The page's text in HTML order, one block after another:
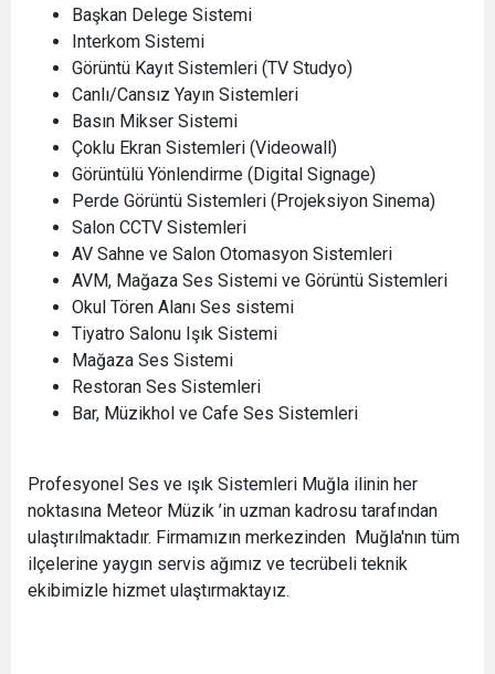
Başkan Delege Sistemi
Interkom Sistemi
Görüntü Kayıt Sistemleri (TV Studyo)
Canlı/Cansız Yayın Sistemleri
Basın Mikser Sistemi
Çoklu Ekran Sistemleri (Videowall)
Görüntülü Yönlendirme (Digital Signage)
Perde Görüntü Sistemleri (Projeksiyon Sinema)
Salon CCTV Sistemleri
AV Sahne ve Salon Otomasyon Sistemleri
AVM, Mağaza Ses Sistemi ve Görüntü Sistemleri
Okul Tören Alanı Ses sistemi
Tiyatro Salonu Işık Sistemi
Mağaza Ses Sistemi
Restoran Ses Sistemleri
Bar, Müzikhol ve Cafe Ses Sistemleri
Profesyonel Ses ve ışık Sistemleri Muğla ilinin her
noktasına Meteor Müzik ’in uzman kadrosu tarafından
ulaştırılmaktadır. Firmamızın merkezinden Muğla'nın tüm
ilçelerine yaygın servis ağımız ve tecrübeli teknik
ekibimizle hizmet ulaştırmaktayız.